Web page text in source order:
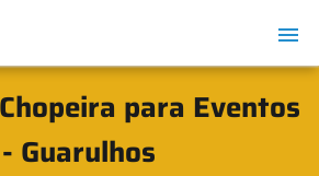
para Eventos
Guarulhos